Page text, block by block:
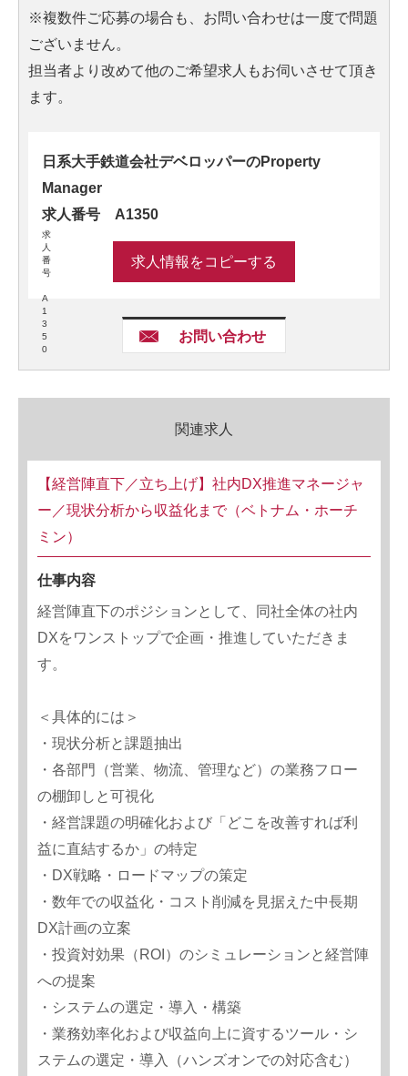
※複数件ご応募の場合も、お問い合わせは一度で問題
ございません。
担当者より改めて他のご希望求人もお伺いさせて頂き
ます。
求
人
番
号
A
1
3
5
0
日系大手鉄道会社デベロッパーのProperty
Manager
求人番号 A1350
求人情報をコピーする
お問い合わせ
関連求人
【経営陣直下／立ち上げ】社内DX推進マネージャ
ー／現状分析から収益化まで（ベトナム・ホーチ
ミン）
仕事内容
経営陣直下のポジションとして、同社全体の社内
DXをワンストップで企画・推進していただきま
す。
＜具体的には＞
・現状分析と課題抽出
・各部門（営業、物流、管理など）の業務フロー
の棚卸しと可視化
・経営課題の明確化および「どこを改善すれば利
益に直結するか」の特定
・DX戦略・ロードマップの策定
・数年での収益化・コスト削減を見据えた中長期
DX計画の立案
・投資対効果（ROI）のシミュレーションと経営陣
への提案
・システムの選定・導入・構築
・業務効率化および収益向上に資するツール・シ
ステムの選定・導入（ハンズオンでの対応含む）